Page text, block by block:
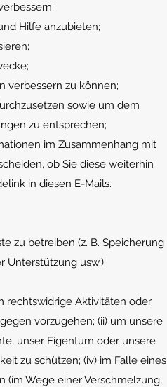
Hilfe anzubieten;
verbessern zu können;
sowie um dem
zu entsprechen;
im Zusammenhang mit
ob Sie diese weiterhin
in diesen E-Mails.
zu betreiben (z. B. Speicherung
Unterstützung usw.).
rechtswidrige Aktivitäten oder
vorzugehen; (ii) um unsere
unser Eigentum oder unsere
zu schützen; (iv) im Falle eines
Wege einer Verschmelzung,